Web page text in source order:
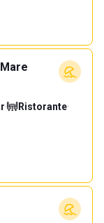
· Ristorante·